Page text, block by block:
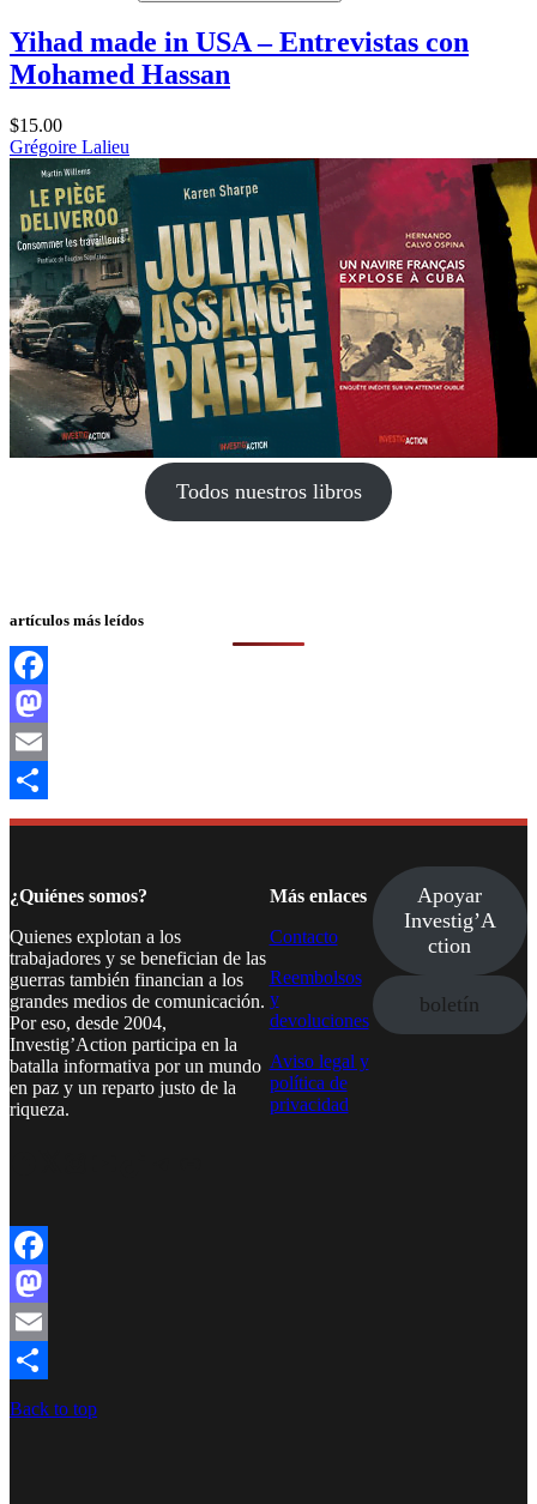
Yihad made in USA – Entrevistas con
Mohamed Hassan
$15.00
Grégoire Lalieu
Todos nuestros libros
artículos más leídos
Facebook
Mastodon
Email
Compartir
¿Quiénes somos?
Quienes explotan a los
trabajadores y se benefician de las
guerras también financian a los
grandes medios de comunicación.
Por eso, desde 2004,
Investig’Action participa en la
batalla informativa por un mundo
en paz y un reparto justo de la
riqueza.
Más enlaces
Contacto
Reembolsos
y
devoluciones
Aviso legal y
política de
privacidad
Apoyar
Investig’A
ction
boletín
Facebook
Mastodon
Email
Compartir
Back to top